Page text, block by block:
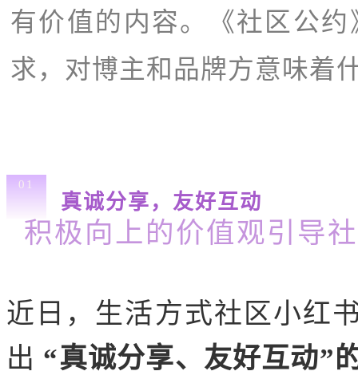
有价值的内容。《社区公约
求，对博主和品牌方意味着
01
真诚分享，友好互动
积极向上的价值观引导
近日，生活方式社区小红
出 “真诚分享、友好互动”